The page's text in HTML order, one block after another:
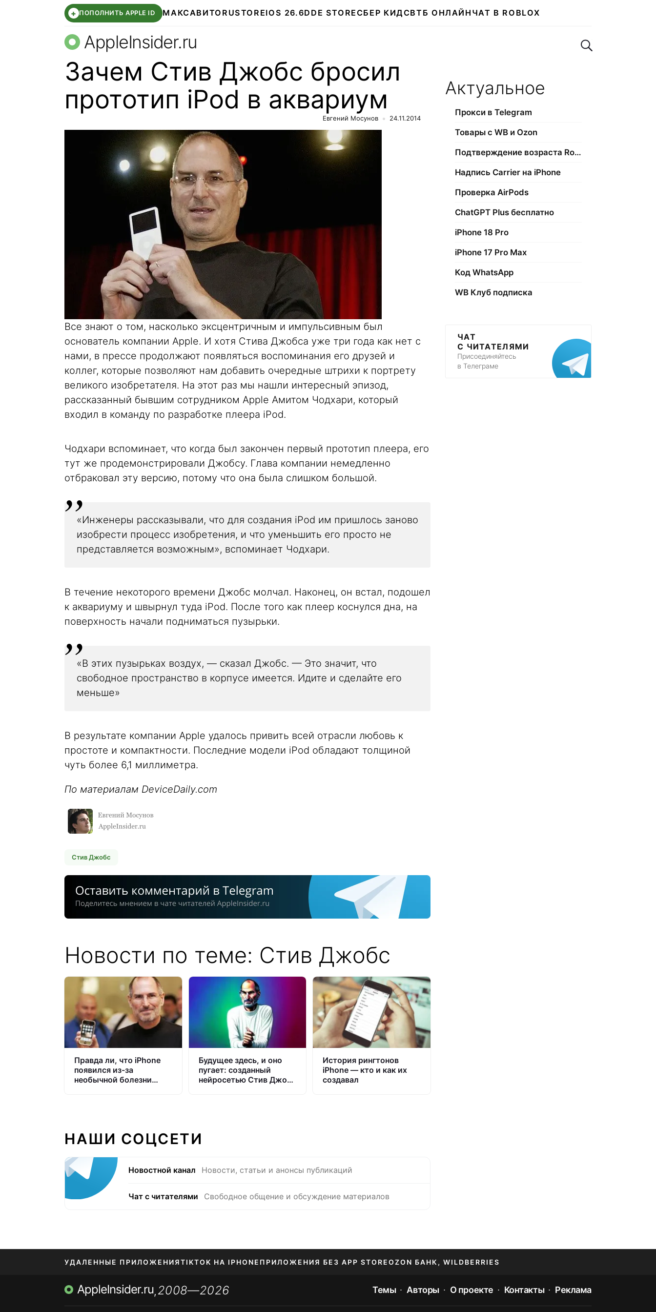
+ ПОПОЛНИТЬ APPLE ID МАКСАВИТО RUSTOREIOS 26.6DDE STORE СБЕР КИДСВТБ ОНЛАЙН ЧАТ В ROBLOX
AppleInsider.ru Поиск по сайту
Зачем Стив Джобс бросил
прототип iPod в аквариум
Евгений Мосунов 24.11.2014
Все знают о том, насколько эксцентричным и импульсивным был
основатель компании Apple. И хотя Стива Джобса уже три года как нет с
нами, в прессе продолжают появляться воспоминания его друзей и
коллег, которые позволяют нам добавить очередные штрихи к портрету
великого изобретателя. На этот раз мы нашли интересный эпизод,
рассказанный бывшим сотрудником Apple Амитом Чодхари, который
входил в команду по разработке плеера iPod.
Чодхари вспоминает, что когда был закончен первый прототип плеера, его
тут же продемонстрировали Джобсу. Глава компании немедленно
отбраковал эту версию, потому что она была слишком большой.
«Инженеры рассказывали, что для создания iPod им пришлось заново
изобрести процесс изобретения, и что уменьшить его просто не
представляется возможным», вспоминает Чодхари.
В течение некоторого времени Джобс молчал. Наконец, он встал, подошел
к аквариуму и швырнул туда iPod. После того как плеер коснулся дна, на
поверхность начали подниматься пузырьки.
«В этих пузырьках воздух, — сказал Джобс. — Это значит, что
свободное пространство в корпусе имеется. Идите и сделайте его
меньше»
В результате компании Apple удалось привить всей отрасли любовь к
простоте и компактности. Последние модели iPod обладают толщиной
чуть более 6,1 миллиметра.
По материалам DeviceDaily.com
Стив Джобс
Новости по теме: Стив Джобс
Правда ли, что iPhone
появился из-за
необычной болезни
Будущее здесь, и оно
пугает: созданный
нейросетью Стив Джобс
История рингтонов
iPhone — кто и как их
создавал
НАШИ СОЦСЕТИ
Новостной канал Новости, статьи и анонсы публикаций
Чат с читателями Свободное общение и обсуждение материалов
Актуальное
Прокси в Telegram
Товары с WB и Ozon
Подтверждение возраста Roblox
Надпись Carrier на iPhone
Проверка AirPods
ChatGPT Plus бесплатно
iPhone 18 Pro
iPhone 17 Pro Max
Код WhatsApp
WB Клуб подписка
ЧАТ
С ЧИТАТЕЛЯМИ
Присоединяйтесь
в Телеграме
УДАЛЕННЫЕ ПРИЛОЖЕНИЯTIKTOK НА IPHONE ПРИЛОЖЕНИЯ БЕЗ APP STOREOZON БАНК, WILDBERRIES
МЕССЕНДЖЕРЫ KAKAOTALK, B…ПОПОЛНЕНИЕ APPLE ID
AppleInsider.ru, 2008—2026 Темы Авторы О проекте Контакты Реклама